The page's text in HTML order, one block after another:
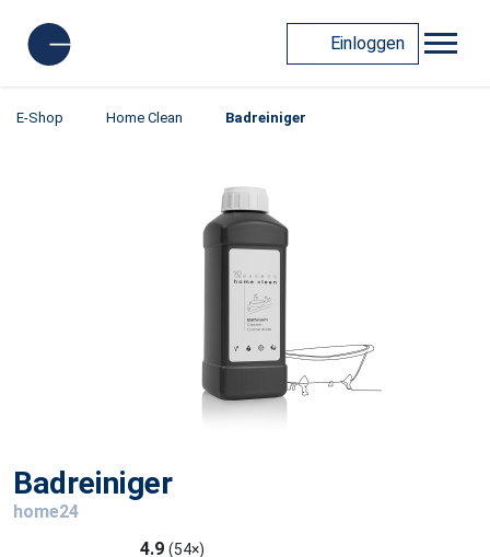
Einloggen
E-Shop Home Clean Badreiniger
Badreiniger
home24
4.9 (54×)